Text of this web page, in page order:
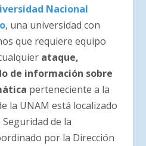
Nacional
, una universidad con
que requiere equipo
ataque,
de información sobre
perteneciente a la
la UNAM está localizado
de la
por la Dirección